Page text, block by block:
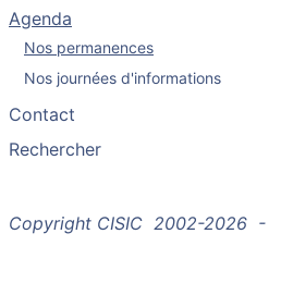
Agenda
Nos permanences
Nos journées d'informations
Contact
Rechercher
Copyright CISIC 2002-2026 -